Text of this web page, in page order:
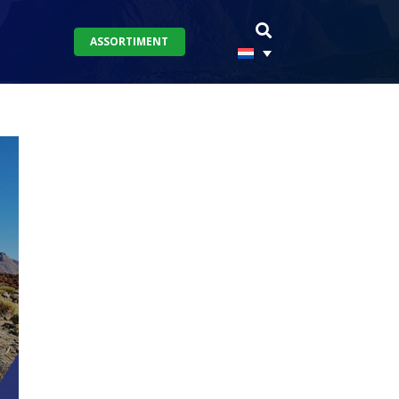
ASSORTIMENT